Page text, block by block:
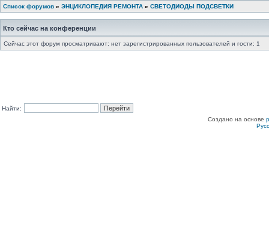
Список форумов » ЭНЦИКЛОПЕДИЯ РЕМОНТА » СВЕТОДИОДЫ ПОДСВЕТКИ
Кто сейчас на конференции
Сейчас этот форум просматривают: нет зарегистрированных пользователей и гости: 1
Найти:
Создано на основе